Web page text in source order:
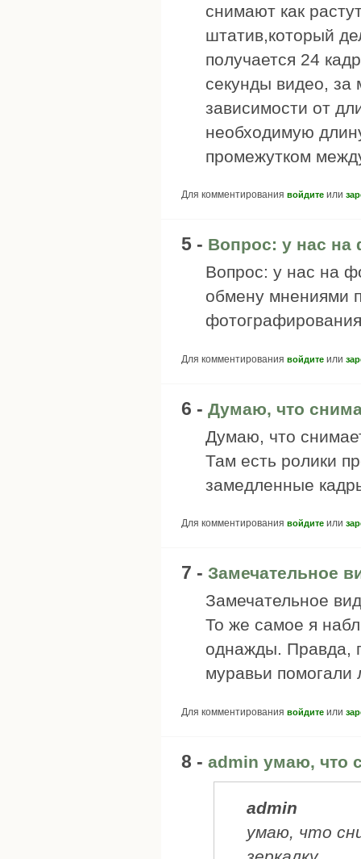
снимают как
штатив,который
получается 24
секунды видео, за
зависимости от
необходимую
промежутком
Для комментирования войдите или
5 - Вопрос: у нас на
Вопрос: у нас на
обмену мнениями
Для комментирования войдите или
6 - Думаю, что
Думаю, что
Там есть ролики
замедленные
Для комментирования войдите или
7 - Замечательное
Замечательное
То же самое я
однажды. Правда,
муравьи помогали
Для комментирования войдите или
8 - admin умаю, что
admin
умаю, что